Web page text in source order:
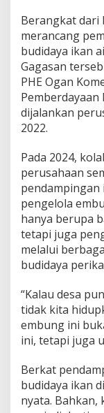
Berangkat dari
merancang
budidaya ikan
Gagasan
PHE Ogan
Pemberdayaan
dijalankan
2022.
Pada 2024,
perusahaan
pengelola
hanya berupa
tetapi juga
melalui
budidaya
“Kalau desa
tidak kita
embung ini
ini, tetapi juga
Berkat
budidaya ikan
nyata.